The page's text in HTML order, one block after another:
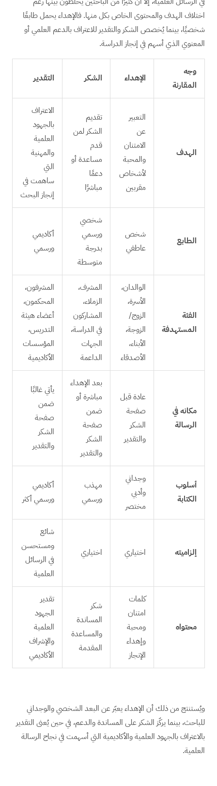
اختلاف الهدف والمحتوى الخاص بكل منها. فالإهداء يحمل طابعًا
شخصيًا، بينما يُخصص الشكر والتقدير للاعتراف بالدعم العلمي أو
المعنوي الذي أسهم في إنجاز الدراسة.
وجه
المقارنة
الإهداء الشكر التقدير
الهدف
التعبير
عن
الامتنان
والمحبة
لأشخاص
مقربين
تقديم
الشكر لمن
قدم
مساعدة أو
دعمًا
مباشرًا
الاعتراف
بالجهود
العلمية
والمهنية
التي
ساهمت في
إنجاز البحث
الطابع
شخص
عاطفي
شخصي
ورسمي
بدرجة
متوسطة
أكاديمي
ورسمي
الفئة
المستهدفة
الوالدان،
الأسرة،
الزوج/
الزوجة،
الأبناء،
الأصدقاء
المشرف،
الزملاء،
المشاركون
في الدراسة،
الجهات
الداعمة
المشرفون،
المحكمون،
أعضاء هيثة
التدريس،
المؤسسات
الأكاديمية
مكانه في
الرسالة
عادة قبل
صفحة
الشكر
والتقدير
بعد الإهداء
مباشرة أو
ضمن
صفحة
الشكر
والتقدير
يأتي غالبًا
ضمن
صفحة
الشكر
والتقدير
أسلوب
الكتابة
وجداني
وأدبي
مختصر
مهذب
ورسمي
أكاديمي
ورسمي أكثر
إلزاميته اختياري اختياري
شائع
ومستحسن
في الرسائل
العلمية
محتواه
كلمات
امتنان
ومحبة
وإهداء
الإنجاز
شكر
المساندة
والمساعدة
المقدمة
تقدير
الجهود
العلمية
والإشراف
الأكاديمي
ويُستنتج من ذلك أن الإهداء يعبّر عن البعد الشخصي والوجداني
للباحث، بينما يركّز الشكر على المساندة والدعم، في حين يُعنى التقدير
بالاعتراف بالجهود العلمية والأكاديمية التي أسهمت في نجاح الرسالة
العلمية.